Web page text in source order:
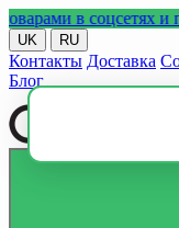
в соцсетях и
UK RU
Контакты Доставка
Блог